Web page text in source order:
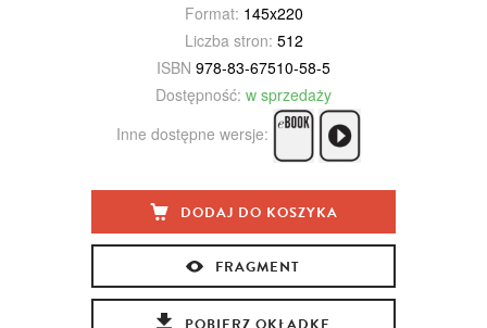
Format: 145x220
Liczba stron: 512
ISBN 978-83-67510-58-5
Dostępność: w sprzedaży
Inne dostępne wersje:
DODAJ DO KOSZYKA
FRAGMENT